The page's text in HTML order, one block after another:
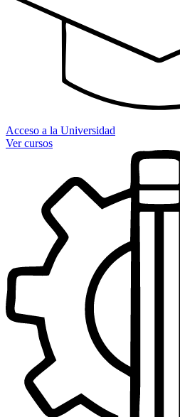
Acceso a la Universidad
Ver cursos